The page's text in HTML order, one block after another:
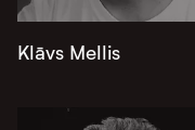
Klāvs Mellis